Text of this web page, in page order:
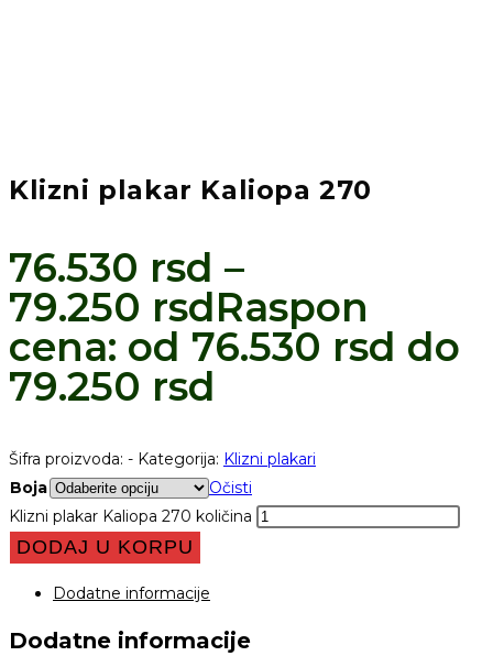
Klizni plakar Kaliopa 270
76.530 rsd –
79.250 rsdRaspon
cena: od 76.530 rsd do
79.250 rsd
Šifra proizvoda: - Kategorija: Klizni plakari
Boja
Očisti
Klizni plakar Kaliopa 270 količina
DODAJ U KORPU
Dodatne informacije
Dodatne informacije